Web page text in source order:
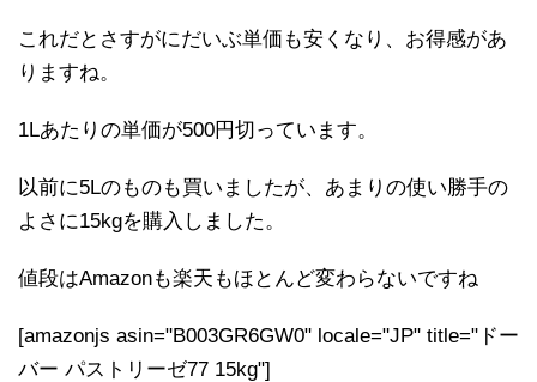
これだとさすがにだいぶ単価も安くなり、お得感があ
りますね。
1Lあたりの単価が500円切っています。
以前に5Lのものも買いましたが、あまりの使い勝手の
よさに15kgを購入しました。
値段はAmazonも楽天もほとんど変わらないですね
[amazonjs asin="B003GR6GW0" locale="JP" title="ドー
バー パストリーゼ77 15kg"]